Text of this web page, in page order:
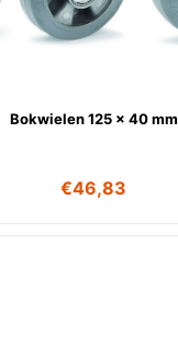
Bokwielen 125 x 40 mm
€46,83